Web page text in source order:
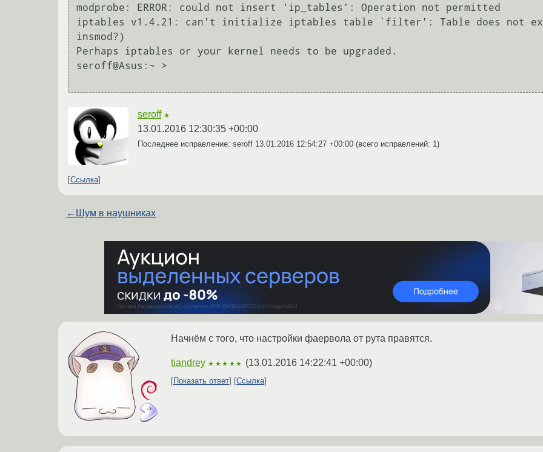
modprobe: ERROR: could not insert 'ip_tables': Operation not permitted
iptables v1.4.21: can't initialize iptables table `filter': Table does not
insmod?)
Perhaps iptables or your kernel needs to be upgraded.
seroff@Asus:~ >
seroff ★
13.01.2016 12:30:35 +00:00
Последнее исправление: seroff 13.01.2016 12:54:27 +00:00 (всего исправлений: 1)
Ссылка
← Шум в наушниках
Начнём с того, что настройки фаервола от рута правятся.
tiandrey ★★★★★ (13.01.2016 14:22:41 +00:00)
Показать ответ Ссылка